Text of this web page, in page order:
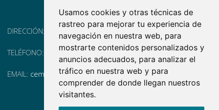
Usamos cookies y otras técnicas de
rastreo para mejorar tu experiencia de
navegación en nuestra web, para
mostrarte contenidos personalizados y
anuncios adecuados, para analizar el
tráfico en nuestra web y para
comprender de donde llegan nuestros
visitantes.
DIRECCIÓN: Pg. Vall d'Hebron, 119-129, 08035 Barcelona
TELÉFONO: (+34) 93 175 15 55
EMAIL: cem-cat@cem-cat.org